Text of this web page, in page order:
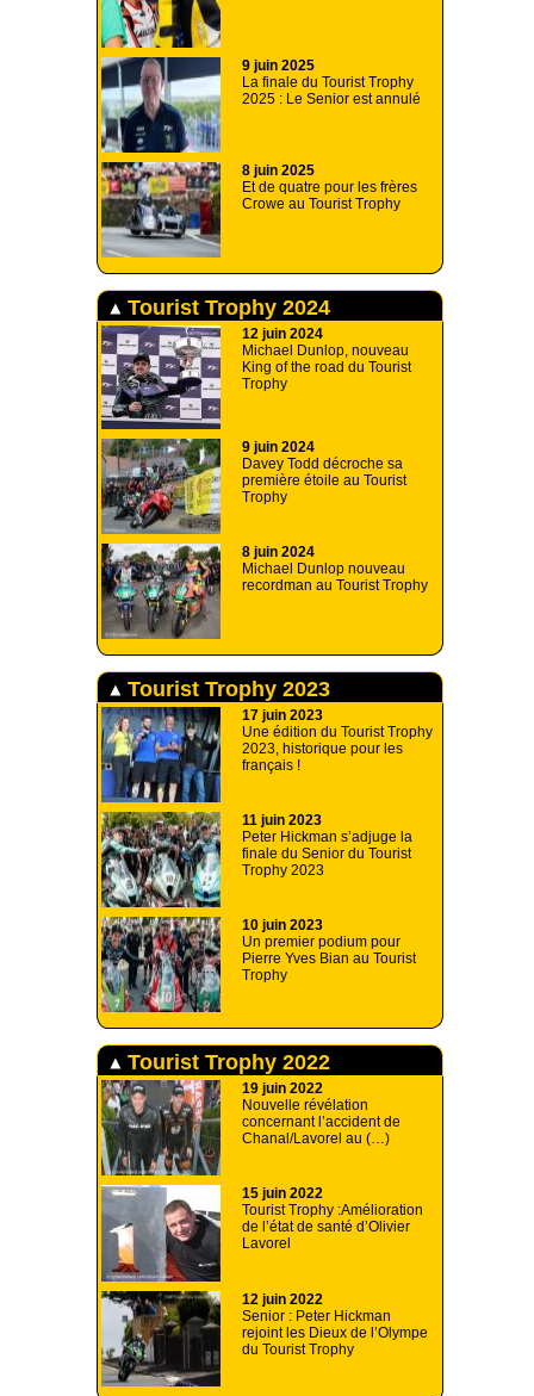
9 juin 2025
La finale du Tourist Trophy
2025 : Le Senior est annulé
8 juin 2025
Et de quatre pour les frères
Crowe au Tourist Trophy
Tourist Trophy 2024
12 juin 2024
Michael Dunlop, nouveau
King of the road du Tourist
Trophy
9 juin 2024
Davey Todd décroche sa
première étoile au Tourist
Trophy
8 juin 2024
Michael Dunlop nouveau
recordman au Tourist Trophy
Tourist Trophy 2023
17 juin 2023
Une édition du Tourist Trophy
2023, historique pour les
français !
11 juin 2023
Peter Hickman s’adjuge la
finale du Senior du Tourist
Trophy 2023
10 juin 2023
Un premier podium pour
Pierre Yves Bian au Tourist
Trophy
Tourist Trophy 2022
19 juin 2022
Nouvelle révélation
concernant l’accident de
Chanal/Lavorel au (…)
15 juin 2022
Tourist Trophy :Amélioration
de l’état de santé d’Olivier
Lavorel
12 juin 2022
Senior : Peter Hickman
rejoint les Dieux de l’Olympe
du Tourist Trophy